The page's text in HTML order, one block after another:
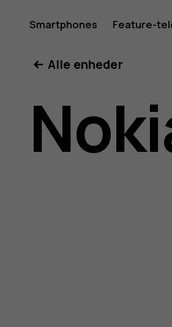
til
Nokia
Smartphones Feature-
Alle enheder